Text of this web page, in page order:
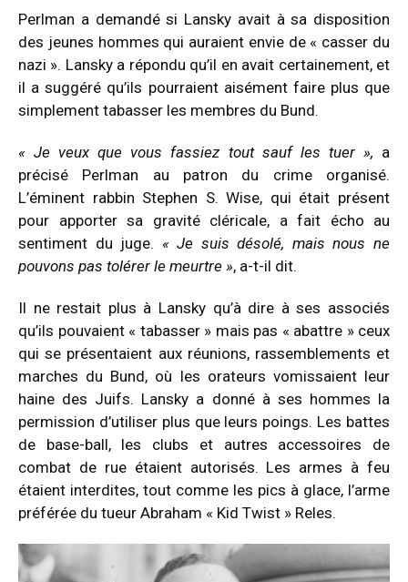
Perlman a demandé si Lansky avait à sa disposition
des jeunes hommes qui auraient envie de « casser du
nazi ». Lansky a répondu qu’il en avait certainement, et
il a suggéré qu’ils pourraient aisément faire plus que
simplement tabasser les membres du Bund.
« Je veux que vous fassiez tout sauf les tuer », a
précisé Perlman au patron du crime organisé.
L’éminent rabbin Stephen S. Wise, qui était présent
pour apporter sa gravité cléricale, a fait écho au
sentiment du juge. « Je suis désolé, mais nous ne
pouvons pas tolérer le meurtre », a-t-il dit.
Il ne restait plus à Lansky qu’à dire à ses associés
qu’ils pouvaient « tabasser » mais pas « abattre » ceux
qui se présentaient aux réunions, rassemblements et
marches du Bund, où les orateurs vomissaient leur
haine des Juifs. Lansky a donné à ses hommes la
permission d’utiliser plus que leurs poings. Les battes
de base-ball, les clubs et autres accessoires de
combat de rue étaient autorisés. Les armes à feu
étaient interdites, tout comme les pics à glace, l’arme
préférée du tueur Abraham « Kid Twist » Reles.